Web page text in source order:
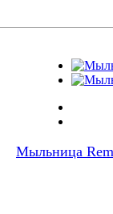
Мыльница